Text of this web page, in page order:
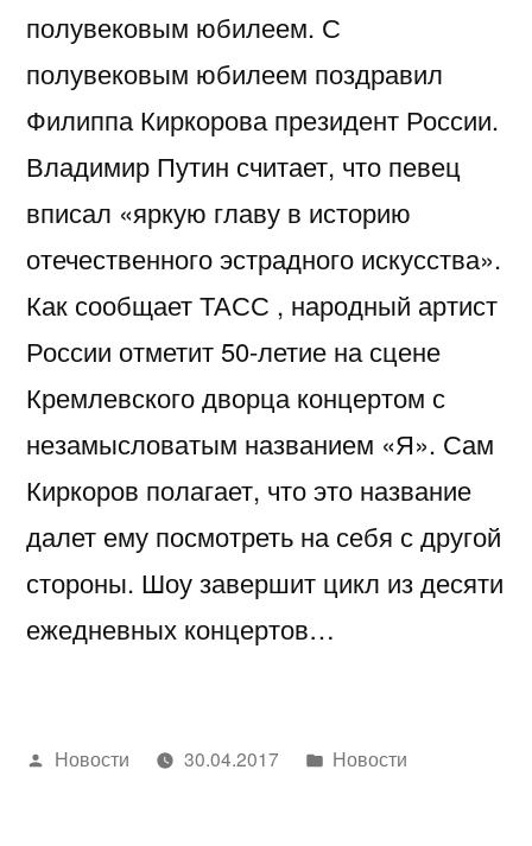
полувековым юбилеем. С
полувековым юбилеем поздравил
Филиппа Киркорова президент России.
Владимир Путин считает, что певец
вписал «яркую главу в историю
отечественного эстрадного искусства».
Как сообщает ТАСС , народный артист
России отметит 50-летие на сцене
Кремлевского дворца концертом с
незамысловатым названием «Я». Сам
Киркоров полагает, что это название
далет ему посмотреть на себя с другой
стороны. Шоу завершит цикл из десяти
ежедневных концертов…
Написано
Новости 30.04.2017
Написано
Новости